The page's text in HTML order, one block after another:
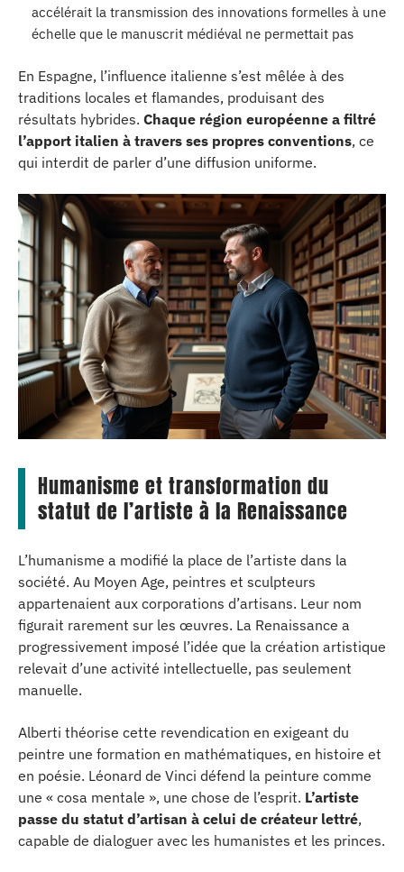
accélérait la transmission des innovations formelles à une
échelle que le manuscrit médiéval ne permettait pas
En Espagne, l’influence italienne s’est mêlée à des
traditions locales et flamandes, produisant des
résultats hybrides. Chaque région européenne a filtré
l’apport italien à travers ses propres conventions, ce
qui interdit de parler d’une diffusion uniforme.
Humanisme et transformation du
statut de l’artiste à la Renaissance
L’humanisme a modifié la place de l’artiste dans la
société. Au Moyen Age, peintres et sculpteurs
appartenaient aux corporations d’artisans. Leur nom
figurait rarement sur les œuvres. La Renaissance a
progressivement imposé l’idée que la création artistique
relevait d’une activité intellectuelle, pas seulement
manuelle.
Alberti théorise cette revendication en exigeant du
peintre une formation en mathématiques, en histoire et
en poésie. Léonard de Vinci défend la peinture comme
une « cosa mentale », une chose de l’esprit. L’artiste
passe du statut d’artisan à celui de créateur lettré,
capable de dialoguer avec les humanistes et les princes.